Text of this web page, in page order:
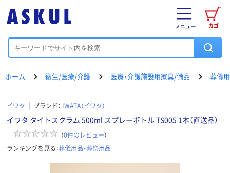
カゴ
メニュー
ホーム 衛生/医療/介護 医療・介護施設用家具/備品 葬儀
イワタ ブランド： IWATA（イワタ）
イワタ タイトスクラム 500ml スプレーボトル TS005 1本（直送品）
（0件のレビュー）
ランキングを見る：葬儀用品・葬祭用品